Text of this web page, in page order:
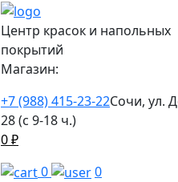
Центр красок и напольных
покрытий
Магазин:
+7 (988) 415-23-22Сочи, ул.
28 (с 9-18 ч.)
0₽
0
0